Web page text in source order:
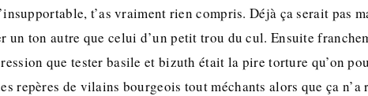
t’as vraiment rien compris. Déjà ça serait pas
un ton autre que celui d’un petit trou du cul. Ensuite
que tester basile et bizuth était la pire torture qu’on
repères de vilains bourgeois tout méchants alors que ça n’a